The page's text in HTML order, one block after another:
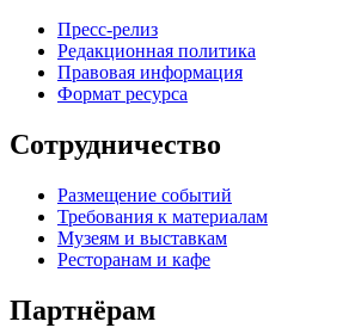
Пресс-релиз
Редакционная политика
Правовая информация
Формат ресурса
Сотрудничество
Размещение событий
Требования к материалам
Музеям и выставкам
Ресторанам и кафе
Партнёрам